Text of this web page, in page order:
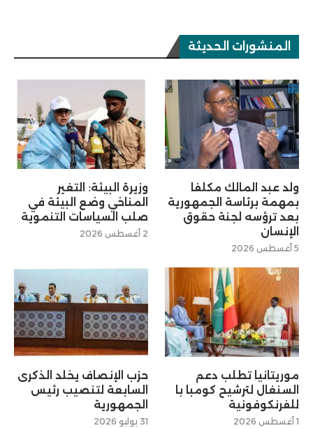
المنشورات الحديثة
ولد عبد المالك مكلفا
بمهمة برئاسة الجمهورية
بعد ترؤسه لجنة حقوق
الإنسان
5 أغسطس 2026
وزيرة البيئة: التغير
المناخي وضع البيئة في
صلب السياسات التنموية
2 أغسطس 2026
موريتانيا تطلب دعم
السنغال لترشيح كومبا با
للفرنكوفونية
1 أغسطس 2026
حزب الإنصاف يخلد الذكرى
السابعة لتنصيب رئيس
الجمهورية
31 يوليو 2026